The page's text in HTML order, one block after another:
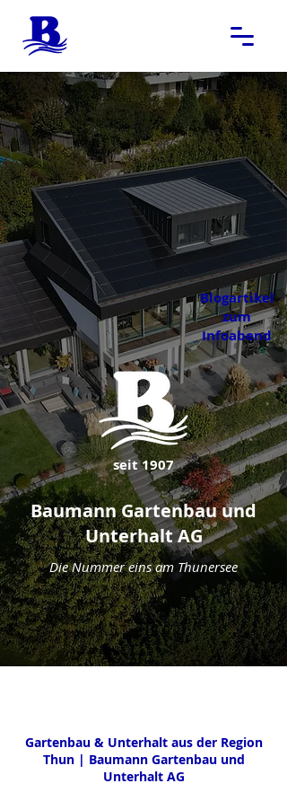
Blogartikel
zum
Infoabend
seit 1907
Baumann Gartenbau und
Unterhalt AG
Die Nummer eins am Thunersee
Gartenbau & Unterhalt aus der Region
Thun | Baumann Gartenbau und
Unterhalt AG